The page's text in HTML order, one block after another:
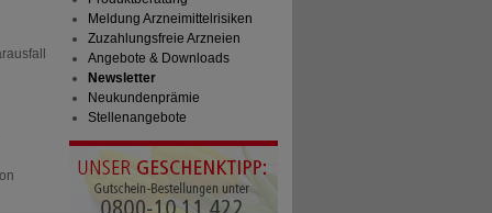
Meldung Arzneimittelrisiken
Zuzahlungsfreie Arzneien
Angebote & Downloads
Newsletter
Neukundenprämie
Stellenangebote